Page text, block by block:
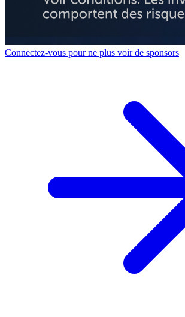
Connectez-vous pour ne plus voir de sponsors